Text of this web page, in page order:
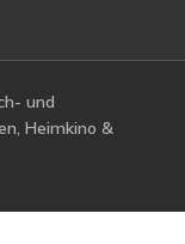
und
Heimkino &